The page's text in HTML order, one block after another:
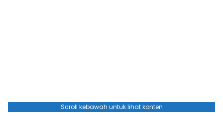
Scroll kebawah untuk lihat konten